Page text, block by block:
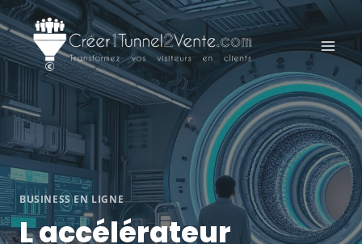
Aller
au
contenu
BUSINESS EN LIGNE
L accélérateur